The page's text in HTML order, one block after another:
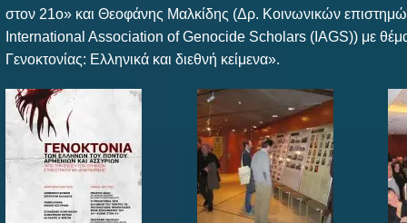
στον 21ο» και Θεοφάνης Μαλκίδης (Δρ. Κοινωνικών
International Association of Genocide Scholars (IAGS)) με
Γενοκτονίας: Ελληνικά και διεθνή κείμενα».